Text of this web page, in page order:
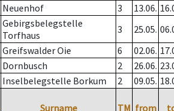
Neuenhof 3 13.06.
Gebirgsbelegstelle
Torfhaus
3 25.05.
Greifswalder Oie 6 02.06.
Dornbusch 2 26.06.
Inselbelegstelle Borkum 2 09.05.
Surname TM from